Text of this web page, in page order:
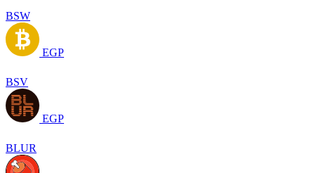
BSW
EGP
BSV
EGP
BLUR